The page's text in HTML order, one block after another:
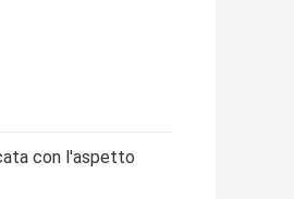
con l'aspetto